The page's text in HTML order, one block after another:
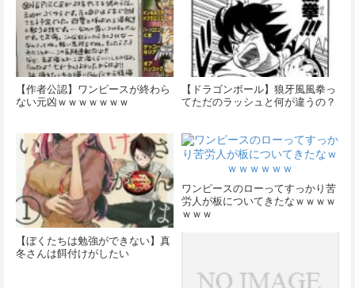
【作者公認】ワンピースが終わら
ない元凶ｗｗｗｗｗｗｗ
【ドラゴンボール】狼牙風風拳っ
てただのラッシュと何が違うの？
【ぼくたちは勉強ができない】真
冬さんは餌付けがしたい
ワンピースのローってすっかり苦
労人が板についてきたなｗｗｗｗ
ｗｗｗ